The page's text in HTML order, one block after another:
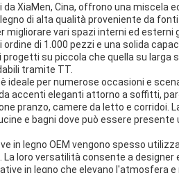
XiaMen, Cina, offrono una miscela
di alta qualità proveniente da
vari spazi interni ed esterni
di 1.000 pezzi e una solida
su piccola che quella su larga
tramite TT.
ideale per numerose occasioni e
accenti eleganti attorno a soffitti,
pranzo, camere da letto e corridoi.
e bagni dove può essere
in legno OEM vengono spesso
loro versatilità consente a designer
in legno che elevano l'atmosfera